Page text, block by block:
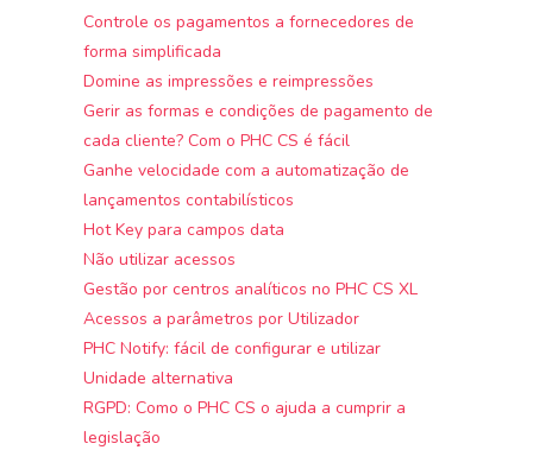
Controle os pagamentos a fornecedores de
forma simplificada
Domine as impressões e reimpressões
Gerir as formas e condições de pagamento de
cada cliente? Com o PHC CS é fácil
Ganhe velocidade com a automatização de
lançamentos contabilísticos
Hot Key para campos data
Não utilizar acessos
Gestão por centros analíticos no PHC CS XL
Acessos a parâmetros por Utilizador
PHC Notify: fácil de configurar e utilizar
Unidade alternativa
RGPD: Como o PHC CS o ajuda a cumprir a
legislação